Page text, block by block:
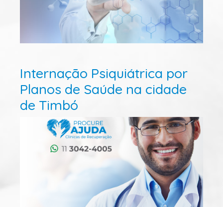
Internação Psiquiátrica por
Planos de Saúde na cidade
de Timbó